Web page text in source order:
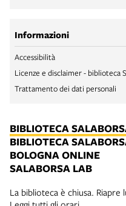
Informazioni
Accessibilità
Licenze e disclaimer - biblioteca
Trattamento dei dati personali
BIBLIOTECA
BIBLIOTECA
BOLOGNA ONLINE
SALABORSA LAB
La biblioteca è chiusa. Riapre